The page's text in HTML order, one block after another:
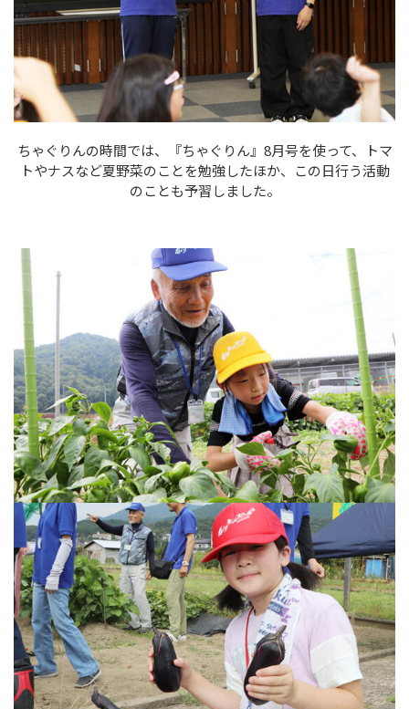
ちゃぐりんの時間では、『ちゃぐりん』8月号を使って、トマ
トやナスなど夏野菜のことを勉強したほか、この日行う活動
のことも予習しました。